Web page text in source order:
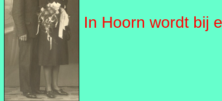
In Hoorn wordt bij